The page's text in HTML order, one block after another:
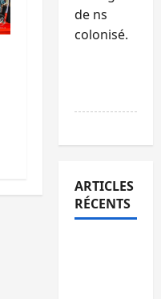
de ns
colonisé.
ARTICLES
RÉCENTS